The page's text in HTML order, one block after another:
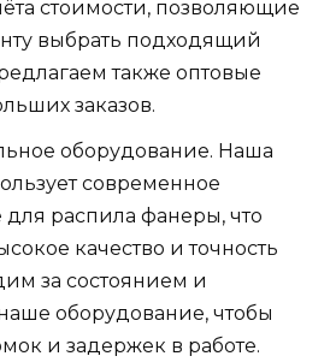
стоимости, позволяющие
выбрать подходящий
также оптовые
заказов.
оборудование. Наша
современное
распила фанеры, что
качество и точность
за состоянием и
оборудование, чтобы
и задержек в работе.